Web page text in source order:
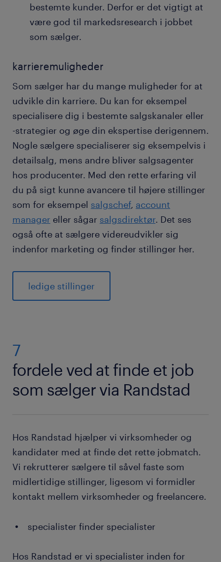
bestemte kunder. Derfor er det vigtigt at
være god til markedsresearch i jobbet
som sælger.
karrieremuligheder
Som sælger har du mange muligheder for at
udvikle din karriere. Du kan for eksempel
specialisere dig i bestemte salgskanaler eller
-strategier og øge din ekspertise derigennem.
Nogle sælgere specialiserer sig eksempelvis i
detailsalg, mens andre bliver salgsagenter
hos producenter. Med den rette erfaring vil
du på sigt kunne avancere til højere stillinger
som for eksempel salgschef, account
manager eller sågar salgsdirektør. Det ses
også ofte at sælgere videreudvikler sig
indenfor marketing og finder stillinger her.
ledige stillinger
7
fordele ved at finde et job
som sælger via Randstad
Hos Randstad hjælper vi virksomheder og
kandidater med at finde det rette jobmatch.
Vi rekrutterer sælgere til såvel faste som
midlertidige stillinger, ligesom vi formidler
kontakt mellem virksomheder og freelancere.
specialister finder specialister
Hos Randstad er vi specialister inden for